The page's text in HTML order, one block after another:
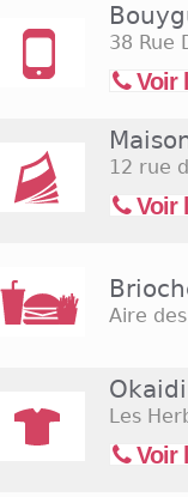
38 Rue
Voir
12 rue
Voir
Aire
Les
Voir